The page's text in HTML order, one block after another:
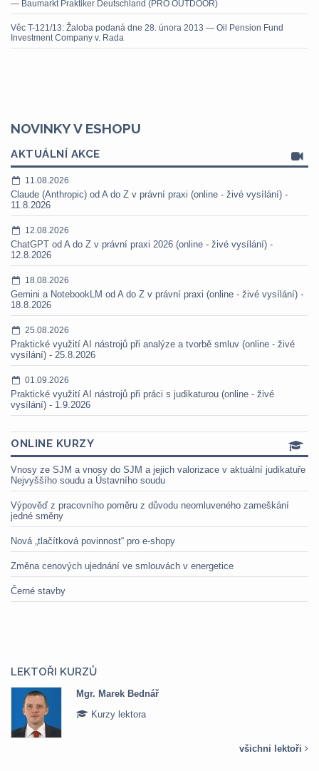
— Baumarkt Praktiker Deutschland (PRO OUTDOOR)
Věc T-121/13: Žaloba podaná dne 28. února 2013 — Oil Pension Fund
Investment Company v. Rada
NOVINKY V ESHOPU
AKTUÁLNÍ AKCE
11.08.2026
Claude (Anthropic) od A do Z v právní praxi (online - živé vysílání) -
11.8.2026
12.08.2026
ChatGPT od A do Z v právní praxi 2026 (online - živé vysílání) -
12.8.2026
18.08.2026
Gemini a NotebookLM od A do Z v právní praxi (online - živé vysílání) -
18.8.2026
25.08.2026
Praktické využití AI nástrojů při analýze a tvorbě smluv (online - živé
vysílání) - 25.8.2026
01.09.2026
Praktické využití AI nástrojů při práci s judikaturou (online - živé
vysílání) - 1.9.2026
ONLINE KURZY
Vnosy ze SJM a vnosy do SJM a jejich valorizace v aktuální judikatuře
Nejvyššího soudu a Ústavního soudu
Výpověď z pracovního poměru z důvodu neomluveného zameškání
jedné směny
Nová „tlačítková povinnost“ pro e-shopy
Změna cenových ujednání ve smlouvách v energetice
Černé stavby
LEKTOŘI KURZŮ
Mgr. Marek Bednář
Kurzy lektora
všichni lektoři